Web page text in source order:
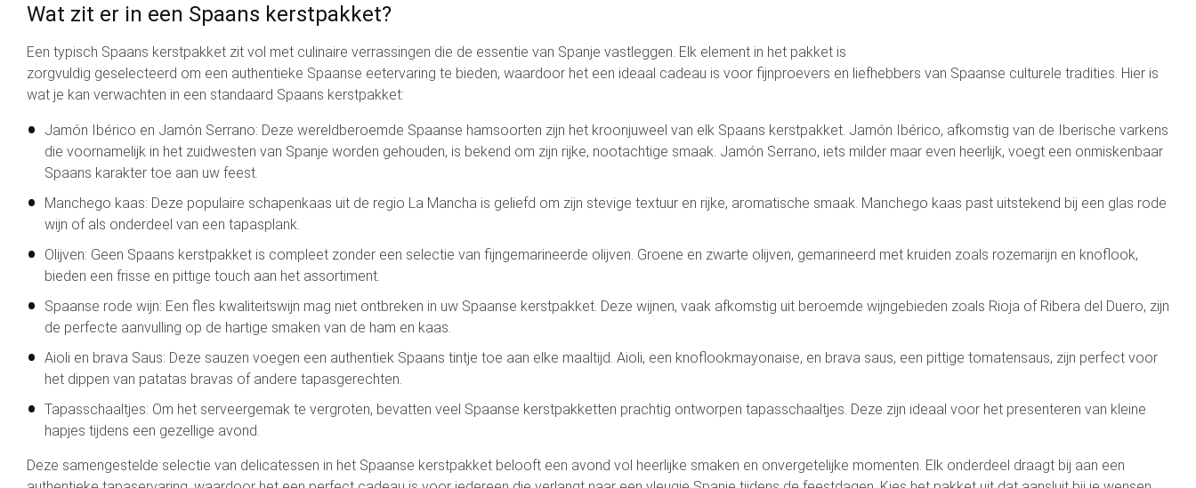
Wat zit er in een Spaans kerstpakket?
Een typisch Spaans kerstpakket zit vol met culinaire verrassingen die de essentie van Spanje vastleggen. Elk element in het pakket is
zorgvuldig geselecteerd om een authentieke Spaanse eetervaring te bieden, waardoor het een ideaal cadeau is voor fijnproevers en liefhebbers van Spaanse culturele tradities. Hier is
wat je kan verwachten in een standaard Spaans kerstpakket:
Jamón Ibérico en Jamón Serrano: Deze wereldberoemde Spaanse hamsoorten zijn het kroonjuweel van elk Spaans kerstpakket. Jamón Ibérico, afkomstig van de Iberische varkens
die voornamelijk in het zuidwesten van Spanje worden gehouden, is bekend om zijn rijke, nootachtige smaak. Jamón Serrano, iets milder maar even heerlijk, voegt een onmiskenbaar
Spaans karakter toe aan uw feest.
Manchego kaas: Deze populaire schapenkaas uit de regio La Mancha is geliefd om zijn stevige textuur en rijke, aromatische smaak. Manchego kaas past uitstekend bij een glas rode
wijn of als onderdeel van een tapasplank.
Olijven: Geen Spaans kerstpakket is compleet zonder een selectie van fijngemarineerde olijven. Groene en zwarte olijven, gemarineerd met kruiden zoals rozemarijn en knoflook,
bieden een frisse en pittige touch aan het assortiment.
Spaanse rode wijn: Een fles kwaliteitswijn mag niet ontbreken in uw Spaanse kerstpakket. Deze wijnen, vaak afkomstig uit beroemde wijngebieden zoals Rioja of Ribera del Duero, zijn
de perfecte aanvulling op de hartige smaken van de ham en kaas.
Aioli en brava Saus: Deze sauzen voegen een authentiek Spaans tintje toe aan elke maaltijd. Aioli, een knoflookmayonaise, en brava saus, een pittige tomatensaus, zijn perfect voor
het dippen van patatas bravas of andere tapasgerechten.
Tapasschaaltjes: Om het serveergemak te vergroten, bevatten veel Spaanse kerstpakketten prachtig ontworpen tapasschaaltjes. Deze zijn ideaal voor het presenteren van kleine
hapjes tijdens een gezellige avond.
Deze samengestelde selectie van delicatessen in het Spaanse kerstpakket belooft een avond vol heerlijke smaken en onvergetelijke momenten. Elk onderdeel draagt bij aan een